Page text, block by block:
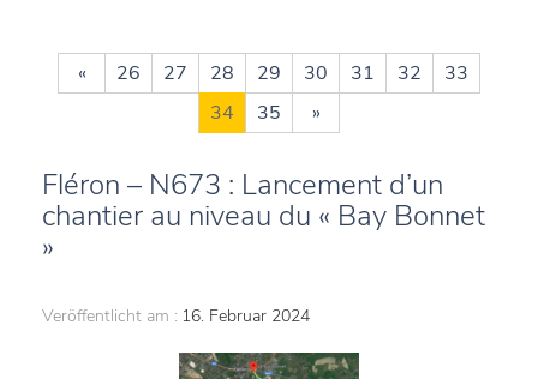
« 26 27 28 29 30 31 32
33
34
35 »
Fléron – N673 : Lancement d’un
chantier au niveau du « Bay Bonnet
»
Veröffentlicht am : 16. Februar 2024